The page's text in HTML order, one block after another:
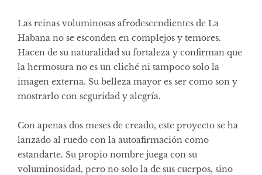
Las reinas voluminosas afrodescendientes de La
Habana no se esconden en complejos y temores.
Hacen de su naturalidad su fortaleza y confirman que
la hermosura no es un cliché ni tampoco solo la
imagen externa. Su belleza mayor es ser como son y
mostrarlo con seguridad y alegría.
Con apenas dos meses de creado, este proyecto se ha
lanzado al ruedo con la autoafirmación como
estandarte. Su propio nombre juega con su
voluminosidad, pero no solo la de sus cuerpos, sino